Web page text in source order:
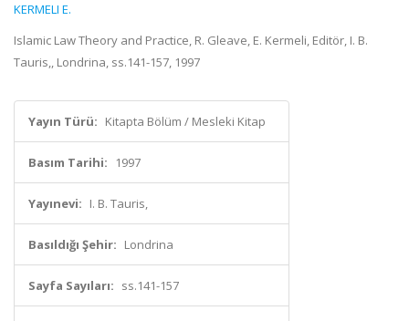
KERMELI E.
Islamic Law Theory and Practice, R. Gleave, E. Kermeli, Editör, I. B.
Tauris,, Londrina, ss.141-157, 1997
Yayın Türü: Kitapta Bölüm / Mesleki Kitap
Basım Tarihi: 1997
Yayınevi: I. B. Tauris,
Basıldığı Şehir: Londrina
Sayfa Sayıları: ss.141-157